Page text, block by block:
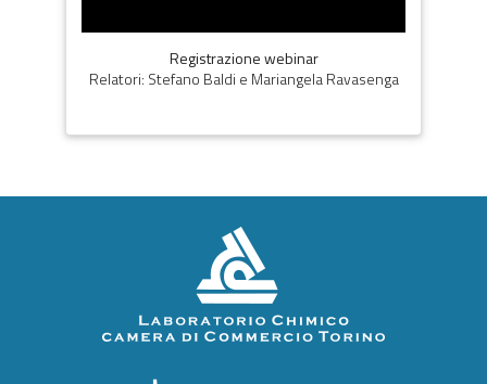
Registrazione webinar
Relatori: Stefano Baldi e Mariangela Ravasenga